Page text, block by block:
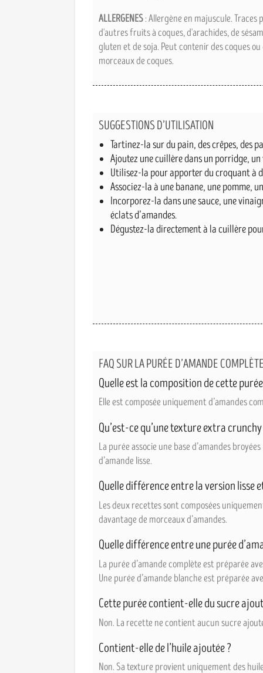
ALLERGENES: Allergène en majuscule. Traces
d'autres fruits à coques, d'arachides, de
gluten et de soja. Peut contenir des coques ou
morceaux de coques.
SUGGESTIONS D’UTILISATION
Tartinez-la sur du pain, des crêpes, des
Ajoutez une cuillère dans un porridge,
Utilisez-la pour apporter du croquant à
Associez-la à une banane, une pomme,
Incorporez-la dans une sauce, une
éclats d’amandes.
Dégustez-la directement à la cuillère
FAQ SUR LA PURÉE D’AMANDE
Quelle est la composition de cette
Elle est composée uniquement d’amandes
Qu’est-ce qu’une texture extra
La purée associe une base d’amandes
d’amande lisse.
Quelle différence entre la version lisse
Les deux recettes sont composées
davantage de morceaux d’amandes.
Quelle différence entre une purée
La purée d’amande complète est préparée
Une purée d’amande blanche est préparée
Cette purée contient-elle du sucre
Non. La recette ne contient aucun sucre
Contient-elle de l’huile ajoutée ?
Non. Sa texture provient uniquement des